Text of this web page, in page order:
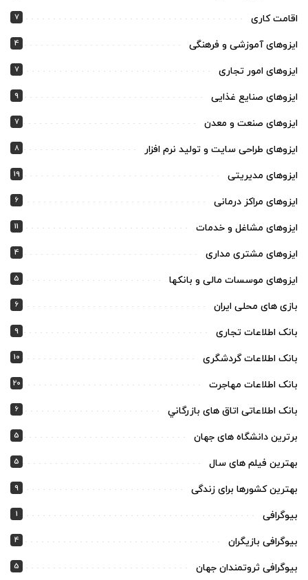
اقامت کاری 7
ایزوهای آموزشی و فرهنگی 4
ایزوهای امور تجاری 7
ایزوهای صنایع غذایی 9
ایزوهای صنعت و معدن 7
ایزوهای طراحی سایت و تولید نرم افزار 8
ایزوهای مدیریتی 19
ایزوهای مراکز درمانی 6
ایزوهای مشاغل و خدمات 11
ایزوهای مشتری مداری 4
ایزوهای موسسات مالی و بانکها 5
بازی های محلی ایران 6
بانک اطلاعات تجاری 9
بانک اطلاعات گردشگری 10
بانک اطلاعات مهاجرت 20
بانک اطلاعاتی اتاق های بازرگاني 6
برترین دانشگاه های جهان 5
بهترین فیلم های سال 5
بهترین کشورها برای زندگی 9
بیوگرافی 1
بیوگرافی بازیگران 4
بیوگرافی ثروتمندان جهان 5